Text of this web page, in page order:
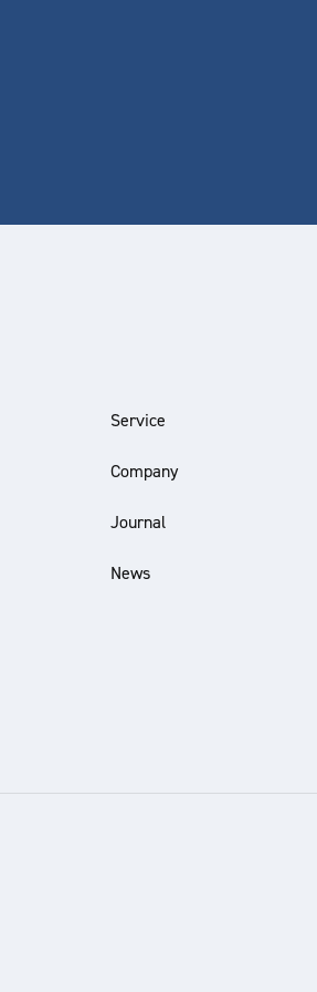
Service
Company
Journal
News